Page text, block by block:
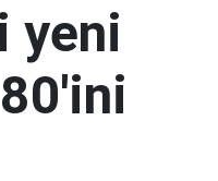
yeni